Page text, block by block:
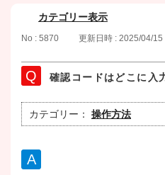
カテゴリー表示
No : 5870 更新日時 : 2025/04/15
確認コードはどこに入
カテゴリー： 操作方法